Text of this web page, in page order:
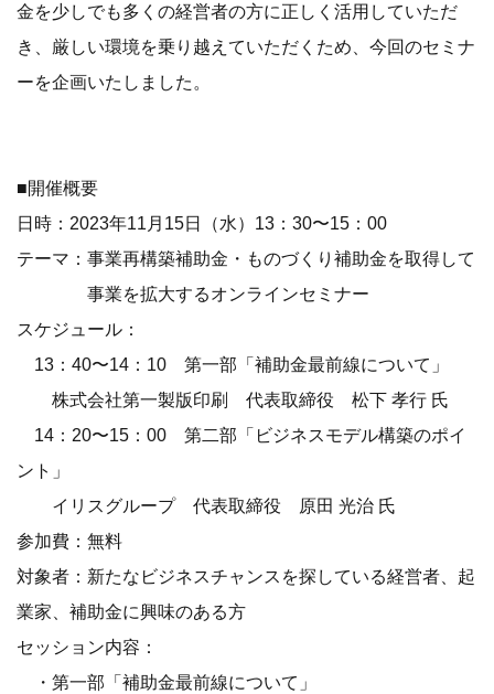
金を少しでも多くの経営者の方に正しく活用していただ
き、厳しい環境を乗り越えていただくため、今回のセミナ
ーを企画いたしました。
■開催概要
日時：2023年11月15日（水）13：30〜15：00
テーマ：事業再構築補助金・ものづくり補助金を取得して
事業を拡大するオンラインセミナー
スケジュール：
13：40〜14：10 第一部「補助金最前線について」
株式会社第一製版印刷 代表取締役 松下 孝行 氏
14：20〜15：00 第二部「ビジネスモデル構築のポイ
ント」
イリスグループ 代表取締役 原田 光治 氏
参加費：無料
対象者：新たなビジネスチャンスを探している経営者、起
業家、補助金に興味のある方
セッション内容：
・第一部「補助金最前線について」